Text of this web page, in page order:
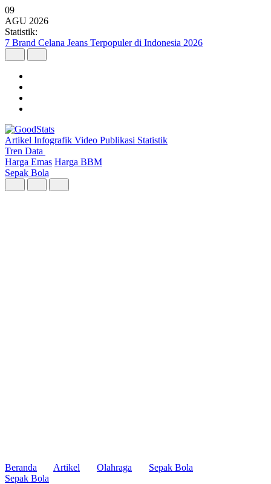
09
AGU 2026
Statistik:
Wilayah dengan Pertumbuhan Ekonomi Tertinggi Triwulan II 2026
Artikel Infografik Video Publikasi Statistik
Tren Data
Harga Emas Harga BBM
Sepak Bola
Beranda Artikel Olahraga
Sepak Bola
Sepak Bola